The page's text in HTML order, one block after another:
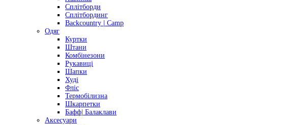
Сплітборди
Сплітбординг
Backcountry | Camp
Одяг
Куртки
Штани
Комбінезони
Рукавиці
Шапки
Худі
Фліс
Термобілизна
Шкарпетки
Бафф| Балаклави
Аксесуари